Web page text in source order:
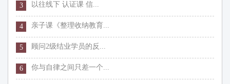
3 以往线下 认证课 信...
4 亲子课《整理收纳教育...
5 顾问2级结业学员的反...
6 你与自律之间只差一个...